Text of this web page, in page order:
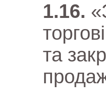
та